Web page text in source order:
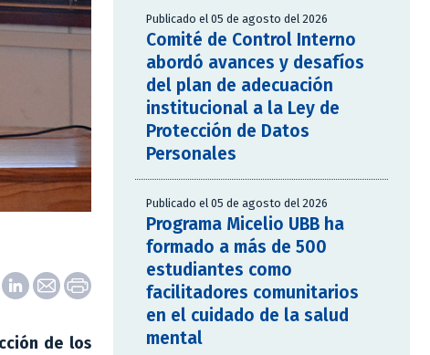
de los
Publicado el 05 de agosto del 2026
Comité de Control Interno
abordó avances y desafíos
del plan de adecuación
institucional a la Ley de
Protección de Datos
Personales
Publicado el 05 de agosto del 2026
Programa Micelio UBB ha
formado a más de 500
estudiantes como
facilitadores comunitarios
en el cuidado de la salud
mental